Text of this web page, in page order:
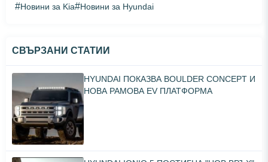
#Новини за Kia#Новини за Hyundai
СВЪРЗАНИ СТАТИИ
HYUNDAI ПОКАЗВА BOULDER CONCEPT И
НОВА РАМОВА EV ПЛАТФОРМА